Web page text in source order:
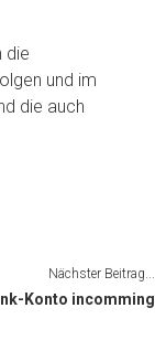
die
und im
die auch
Nächster Beitrag...
Konto incomming